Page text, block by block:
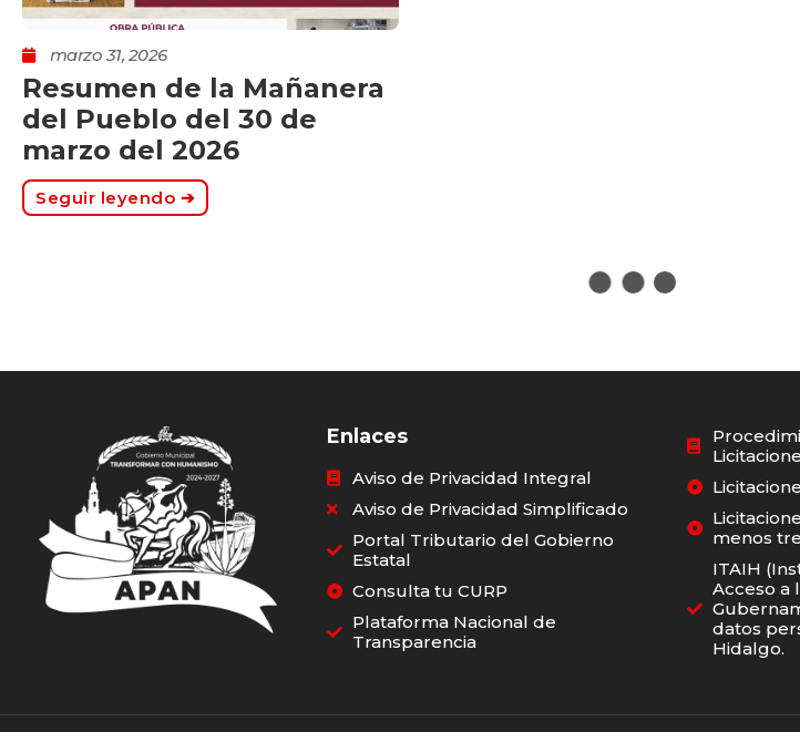
marzo 31, 2026
Resumen de la Mañanera
del Pueblo del 30 de
marzo del 2026
Seguir leyendo ➔
marzo 29, 2026
Primer desfile del Pulque
Fest Apan 2026 enaltece
la tradición y cultura del
Pulque Fest Apan 2026
fortalece identidad,
tradición y orgullo